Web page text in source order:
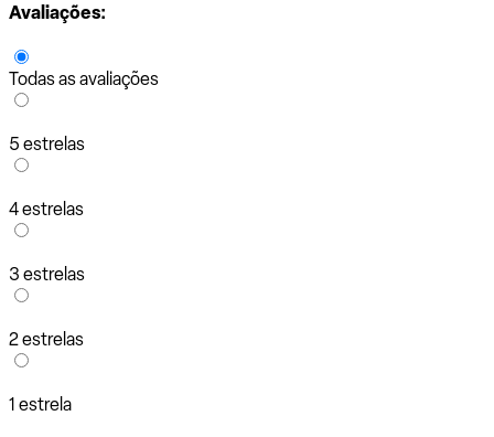
Avaliações:
Todas as avaliações
5 estrelas
4 estrelas
3 estrelas
2 estrelas
1 estrela